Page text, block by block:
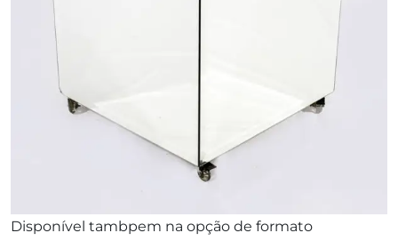
Disponível tambpem na opção de formato